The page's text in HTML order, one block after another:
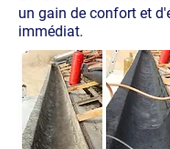
un gain de confort et
immédiat.